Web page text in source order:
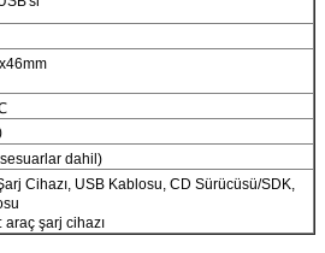
dahil)
Cihazı, USB Kablosu, CD Sürücüsü/SDK,
araç şarj cihazı